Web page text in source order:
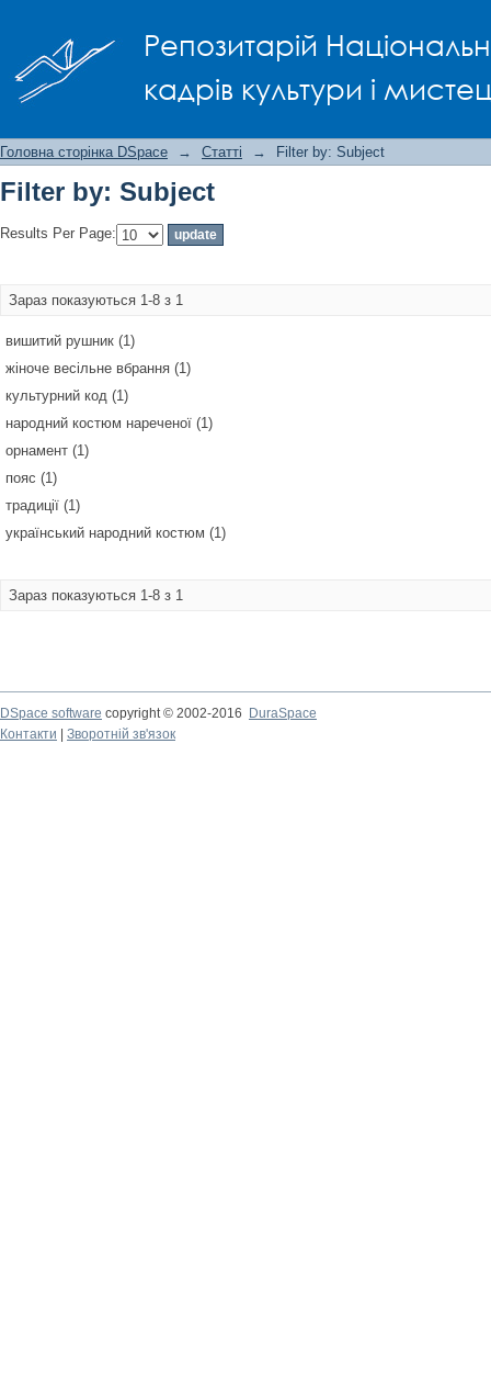
Репозитарій
кадрів культури і
Головна сторінка DSpace → Статті → Filter by: Subject
Filter by: Subject
Results Per Page:
Зараз показуються 1-8 з 1
вишитий рушник (1)
жіноче весільне вбрання (1)
культурний код (1)
народний костюм нареченої (1)
орнамент (1)
пояс (1)
традиції (1)
український народний костюм (1)
Зараз показуються 1-8 з 1
DSpace software copyright © 2002-2016
DuraSpace
Контакти
Зворотній зв'язок